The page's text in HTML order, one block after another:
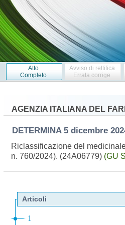
Atto
Completo
Avviso di rettifica
Errata corrige
AGENZIA ITALIANA DEL
DETERMINA 5 dicembre
Riclassificazione del
n. 760/2024). (24A06779) (GU